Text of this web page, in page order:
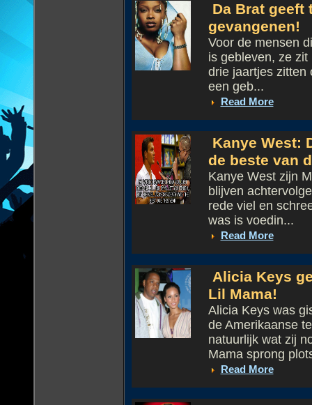
Da Brat geeft
gevangenen!
Voor de mensen
is gebleven, ze
drie jaartjes zitten
een geb...
Read More
Kanye West:
de beste van
Kanye West zijn
blijven
rede viel en
was is voedin...
Read More
Alicia Keys
Lil Mama!
Alicia Keys was
de Amerikaanse
natuurlijk wat zij
Mama sprong
Read More